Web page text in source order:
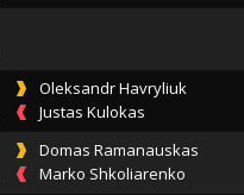
Oleksandr Havryliuk
Justas Kulokas
Domas Ramanauskas
Marko Shkoliarenko